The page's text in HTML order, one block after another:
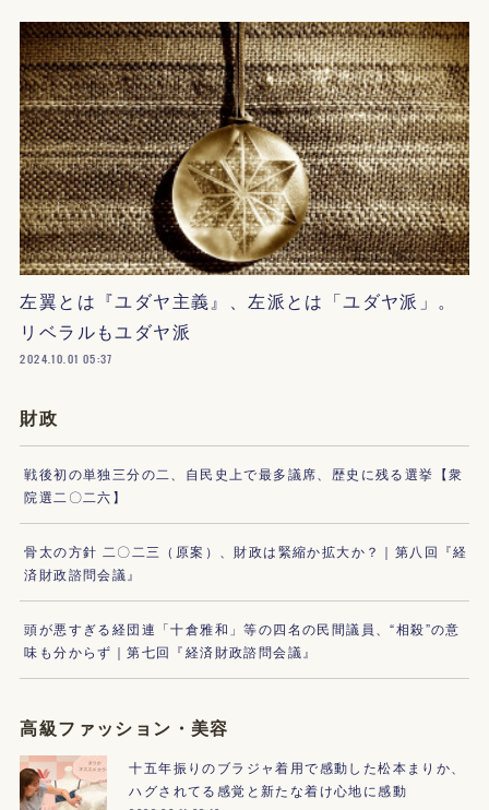
左翼とは『ユダヤ主義』、左派とは「ユダヤ派」。
リベラルもユダヤ派
2024.10.01 05:37
財政
戦後初の単独三分の二、自民史上で最多議席、歴史に残る選挙【衆
院選二〇二六】
骨太の方針 二〇二三（原案）、財政は緊縮か拡大か？｜第八回『経
済財政諮問会議』
頭が悪すぎる経団連「十倉雅和」等の四名の民間議員、“相殺”の意
味も分からず｜第七回『経済財政諮問会議』
高級ファッション・美容
十五年振りのブラジャ着用で感動した松本まりか、
ハグされてる感覚と新たな着け心地に感動